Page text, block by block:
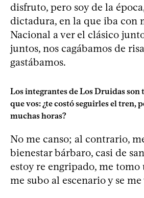
disfruto, pero soy de la
dictadura, en la que iba con
Nacional a ver el clásico
juntos, nos cagábamos de
gastábamos.
Los integrantes de Los Druidas son
que vos: ¿te costó seguirles el tren,
muchas horas?
No me canso; al contrario,
bienestar bárbaro, casi de
estoy re engripado, me tomo
me subo al escenario y se